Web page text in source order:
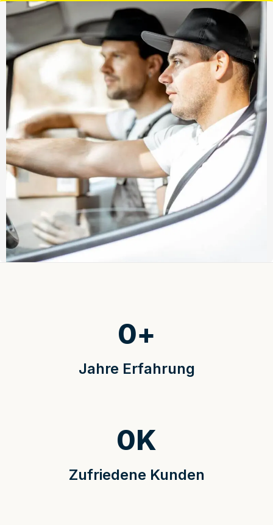
Jahre Erfahrung
0+
Zufriedene Kunden
0K